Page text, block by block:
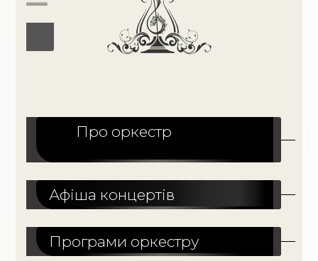
Про оркестр
Афіша концертів
Програми оркестру